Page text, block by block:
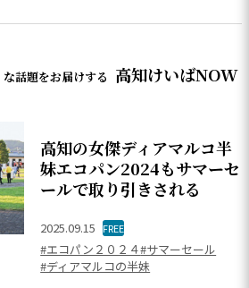
話題をお届けする 高知けいばNOW
高知の女傑ディアマルコ半
妹エコパン2024もサマーセ
ールで取り引きされる
2025.09.15 FREE
#エコパン２０２４#サマーセール
#ディアマルコの半妹